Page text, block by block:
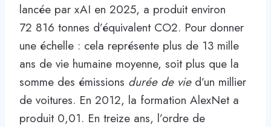
lancée par xAI en 2025, a produit environ
72 816 tonnes d’équivalent CO2. Pour donner
une échelle : cela représente plus de 13 mille
ans de vie humaine moyenne, soit plus que la
somme des émissions durée de vied’un millier
de voitures. En 2012, la formation AlexNet a
produit 0,01. En treize ans, l’ordre de